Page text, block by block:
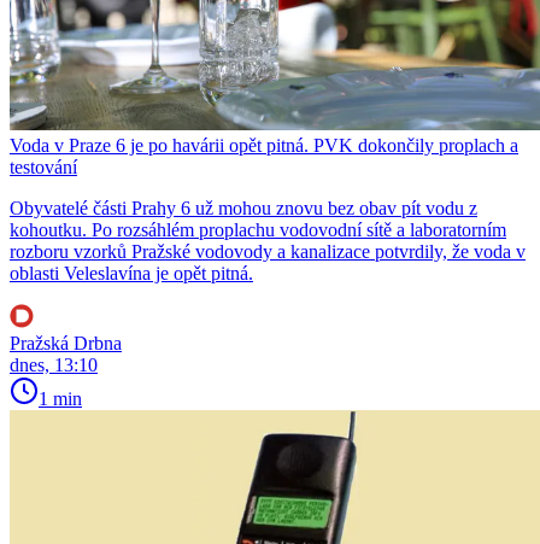
Voda v Praze 6 je po havárii opět pitná. PVK dokončily proplach a
testování
Obyvatelé části Prahy 6 už mohou znovu bez obav pít vodu z
kohoutku. Po rozsáhlém proplachu vodovodní sítě a laboratorním
rozboru vzorků Pražské vodovody a kanalizace potvrdily, že voda v
oblasti Veleslavína je opět pitná.
Pražská Drbna
dnes, 13:10
1 min